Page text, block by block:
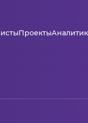
Проекты